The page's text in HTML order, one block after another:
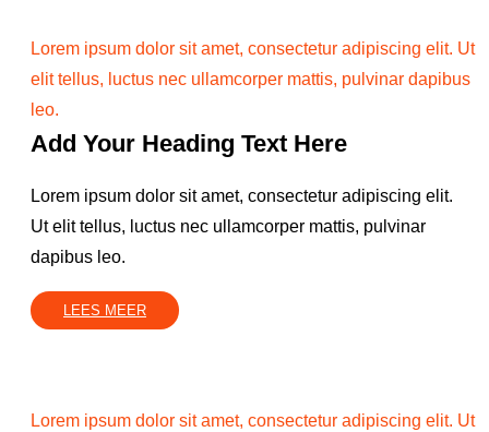
Lorem ipsum dolor sit amet, consectetur adipiscing elit. Ut
elit tellus, luctus nec ullamcorper mattis, pulvinar dapibus
leo.
Add Your Heading Text Here
Lorem ipsum dolor sit amet, consectetur adipiscing elit.
Ut elit tellus, luctus nec ullamcorper mattis, pulvinar
dapibus leo.
LEES MEER
Lorem ipsum dolor sit amet, consectetur adipiscing elit. Ut